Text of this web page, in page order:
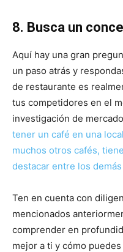
8. Busca un
Aquí hay una gran
un paso atrás y
de restaurante es
tus competidores en el
investigación de
tener un café en una
muchos otros cafés,
destacar entre los
Ten en cuenta con
mencionados
comprender en
mejor a ti y cómo